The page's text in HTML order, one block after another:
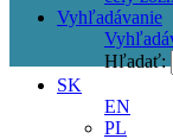
Vyhľadávanie
Hľadať:
SK
EN
PL